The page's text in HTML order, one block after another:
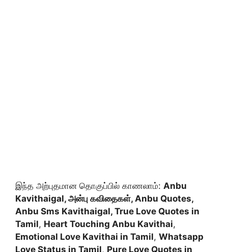
இந்த அற்புதமான தொகுப்பில் காணலாம்: Anbu
Kavithaigal, அன்பு கவிதைகள், Anbu Quotes,
Anbu Sms Kavithaigal, True Love Quotes in
Tamil, Heart Touching Anbu Kavithai,
Emotional Love Kavithai in Tamil, Whatsapp
Love Status in Tamil, Pure Love Quotes in